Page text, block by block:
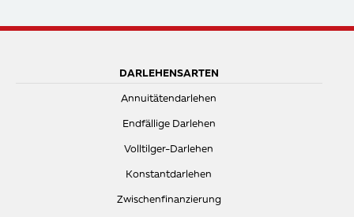
DARLEHENSARTEN
Annuitätendarlehen
Endfällige Darlehen
Volltilger-Darlehen
Konstantdarlehen
Zwischenfinanzierung